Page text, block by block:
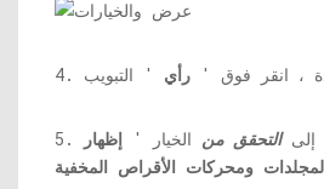
، انقر فوق ' رأي
إلىالتحقق من الخيار ' إظهار
ومحركات الأقراص المخفية